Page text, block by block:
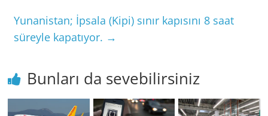
Yunanistan; İpsala (Kipi) sınır kapısını 8 saat
süreyle kapatıyor. →
Bunları da sevebilirsiniz